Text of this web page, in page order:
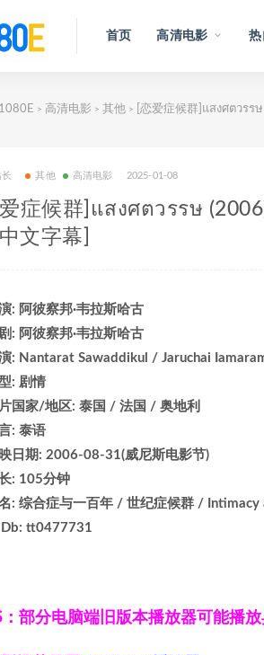
首页 高清电影 热
1080E > 高清电影 > 其他 > [恋爱症候群]แสงศตวรร
长 其他 高清电影 2025-01-08
爱症候群]แสงศตวรรษ
文字幕]
: 阿彼察邦·韦拉斯哈古
: 阿彼察邦·韦拉斯哈古
: Nantarat Sawaddikul / Jaruchai
: 剧情
国家/地区: 泰国 / 法国 / 奥地利
: 泰语
日期: 2006-08-31(威尼斯电影节)
: 105分钟
: 综合症与一百年 / 世纪症候群 / Intimacy
tt0477731
：部分电脑端旧版本播放器可能播